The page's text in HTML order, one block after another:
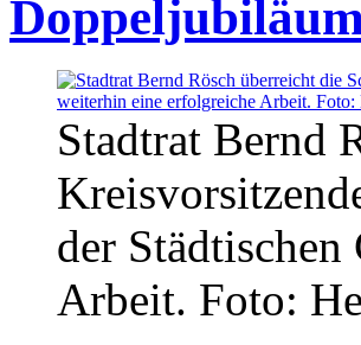
Stadtrat Bernd
der
Arbeit. Foto: